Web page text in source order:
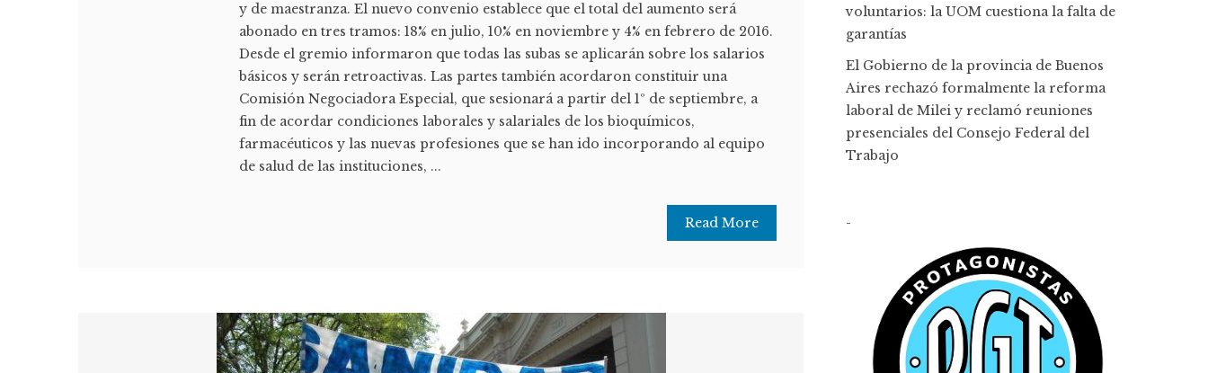
y de maestranza. El nuevo convenio establece que el total del aumento será
abonado en tres tramos: 18% en julio, 10% en noviembre y 4% en febrero de 2016.
Desde el gremio informaron que todas las subas se aplicarán sobre los salarios
básicos y serán retroactivas. Las partes también acordaron constituir una
Comisión Negociadora Especial, que sesionará a partir del 1º de septiembre, a
fin de acordar condiciones laborales y salariales de los bioquímicos,
farmacéuticos y las nuevas profesiones que se han ido incorporando al equipo
de salud de las instituciones, ...
Read More
voluntarios: la UOM cuestiona la falta de
garantías
El Gobierno de la provincia de Buenos
Aires rechazó formalmente la reforma
laboral de Milei y reclamó reuniones
presenciales del Consejo Federal del
Trabajo
-